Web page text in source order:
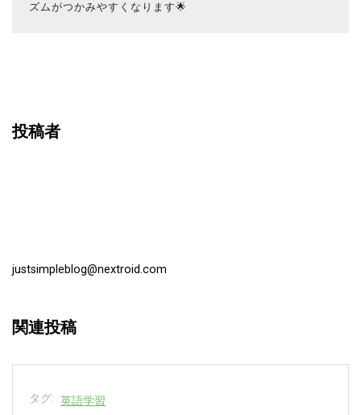
ズムがつかみやすくなります🌟
投稿者
justsimpleblog@nextroid.com
関連投稿
タグ: 英語学習